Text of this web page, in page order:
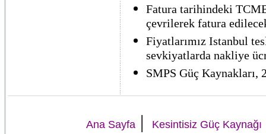
Fatura tarihindeki
çevrilerek fatura
Fiyatlarımız Istanbul
sevkiyatlarda nakliye
SMPS Güç
Ana Sayfa| Kesintisiz Güç Kaynağı